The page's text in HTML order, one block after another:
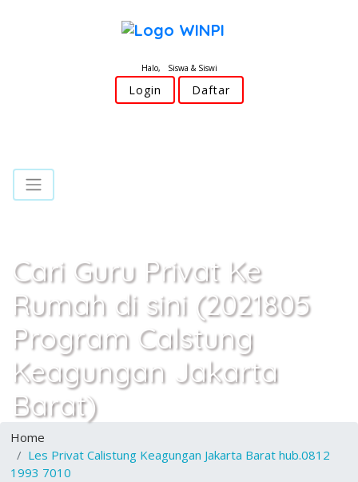
Halo, Siswa & Siswi
Login Daftar
Cari Guru Privat Ke
Rumah di sini (2021805
Program Calstung
Keagungan Jakarta
Barat)
Home
Les Privat Calistung Keagungan Jakarta Barat hub.0812
1993 7010